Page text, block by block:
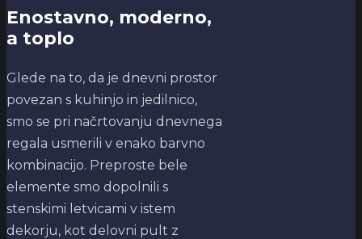
Enostavno, moderno,
a toplo
Glede na to, da je dnevni prostor
povezan s kuhinjo in jedilnico,
smo se pri načrtovanju dnevnega
regala usmerili v enako barvno
kombinacijo. Preproste bele
elemente smo dopolnili s
stenskimi letvicami v istem
dekorju, kot delovni pult z